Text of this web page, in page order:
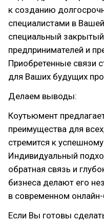
к созданию
специалистами в
специальный
предпринимателей и
Приобретенные связи
для Ваших будущих
Делаем выводы:
Коутьюмент
преимущества для
стремится к
Индивидуальный
обратная связь и
бизнеса делают его
в современном
Если Вы готовы